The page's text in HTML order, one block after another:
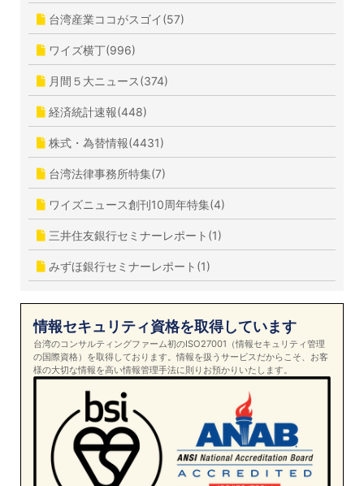
台湾産業ココがスゴイ(57)
ワイズ横丁(996)
月間５大ニュース(374)
経済統計速報(448)
株式・為替情報(4431)
台湾法律事務所特集(7)
ワイズニュース創刊10周年特集(4)
三井住友銀行セミナーレポート(1)
みずほ銀行セミナーレポート(1)
情報セキュリティ資格を取得しています
台湾のコンサルティングファーム初のISO27001（情報セキュリティ管理
の国際資格）を取得しております。情報を扱うサービスだからこそ、お客
様の大切な情報を高い情報管理手法に則りお預かりいたします。